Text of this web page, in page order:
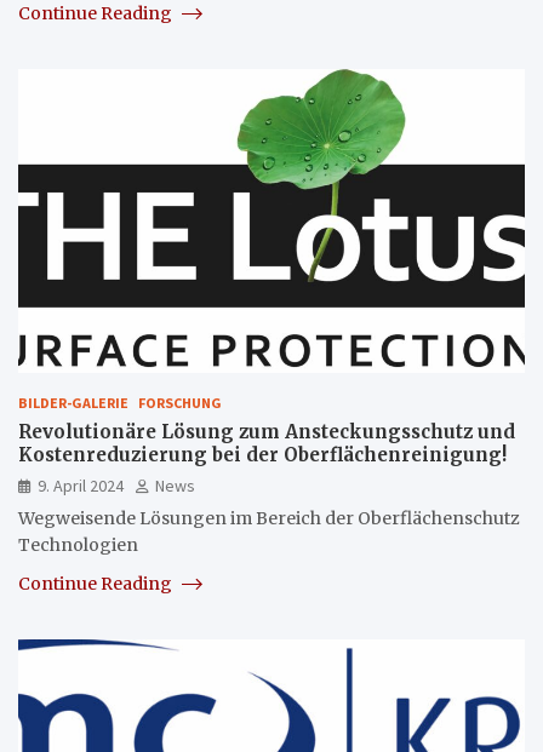
Continue Reading
BILDER-GALERIE FORSCHUNG
Revolutionäre Lösung zum Ansteckungsschutz und
Kostenreduzierung bei der Oberflächenreinigung!
9. April 2024
News
Wegweisende Lösungen im Bereich der Oberflächenschutz
Technologien
Continue Reading